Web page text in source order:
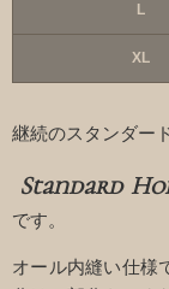
L
XL
継続のスタンダー
Standard
です。
オール内縫い仕様